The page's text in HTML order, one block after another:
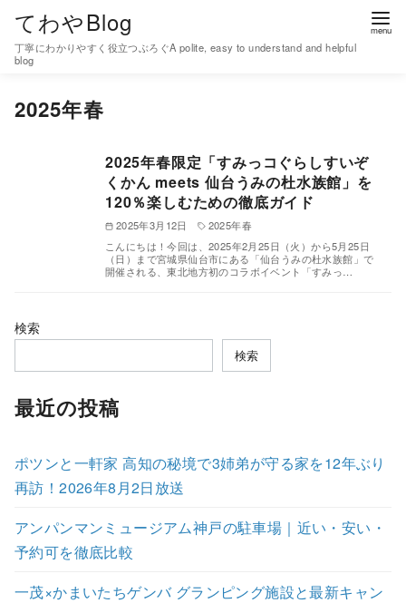
てわやBlog
丁寧にわかりやすく役立つぶろぐA polite, easy to understand and helpful
blog
2025年春
2025年春限定「すみっコぐらしすいぞ
くかん meets 仙台うみの杜水族館」を
120％楽しむための徹底ガイド
2025年3月12日
2025年春
こんにちは！今回は、2025年2月25日（火）から5月25日
（日）まで宮城県仙台市にある「仙台うみの杜水族館」で
開催される、東北地方初のコラボイベント「すみっ…
検索
検索
最近の投稿
ポツンと一軒家 高知の秘境で3姉弟が守る家を12年ぶり
再訪！2026年8月2日放送
アンパンマンミュージアム神戸の駐車場｜近い・安い・
予約可を徹底比較
一茂×かまいたちゲンバ グランピング施設と最新キャン